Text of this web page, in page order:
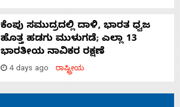
ಕೆಂಪು ಸಮುದ್ರದಲ್ಲಿ ದಾಳಿ, ಭಾರತ ಧ್ವಜ
ಹೊತ್ತ ಹಡಗು ಮುಳುಗಡೆ; ಎಲ್ಲಾ 13
ಭಾರತೀಯ ನಾವಿಕರ ರಕ್ಷಣೆ
4 days ago ರಾಷ್ಟ್ರೀಯ